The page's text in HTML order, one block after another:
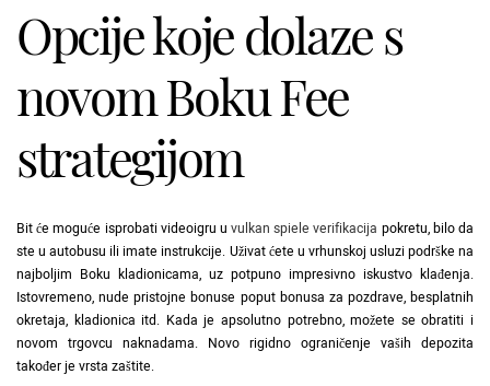
Opcije koje dolaze s
novom Boku Fee
strategijom
Bit će moguće isprobati videoigru uvulkan spiele verifikacija pokretu, bilo da
ste u autobusu ili imate instrukcije. Uživat ćete u vrhunskoj usluzi podrške na
najboljim Boku kladionicama, uz potpuno impresivno iskustvo klađenja.
Istovremeno, nude pristojne bonuse poput bonusa za pozdrave, besplatnih
okretaja, kladionica itd. Kada je apsolutno potrebno, možete se obratiti i
novom trgovcu naknadama. Novo rigidno ograničenje vaših depozita
također je vrsta zaštite.